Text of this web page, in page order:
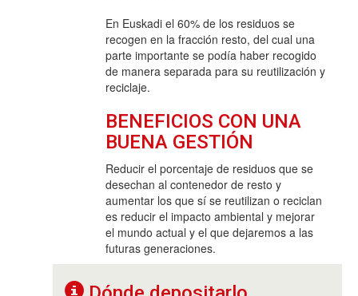
En Euskadi el 60% de los residuos se
recogen en la fracción resto, del cual una
parte importante se podía haber recogido
de manera separada para su reutilización y
reciclaje.
BENEFICIOS CON UNA
BUENA GESTIÓN
Reducir el porcentaje de residuos que se
desechan al contenedor de resto y
aumentar los que sí se reutilizan o reciclan
es reducir el impacto ambiental y mejorar
el mundo actual y el que dejaremos a las
futuras generaciones.